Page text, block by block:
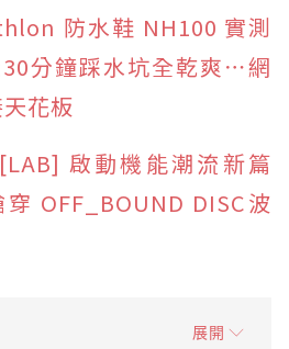
防水鞋 NH100 實測
分鐘踩水坑全乾爽⋯網
花板
啟動機能潮流新篇
OFF_BOUND DISC波
展開